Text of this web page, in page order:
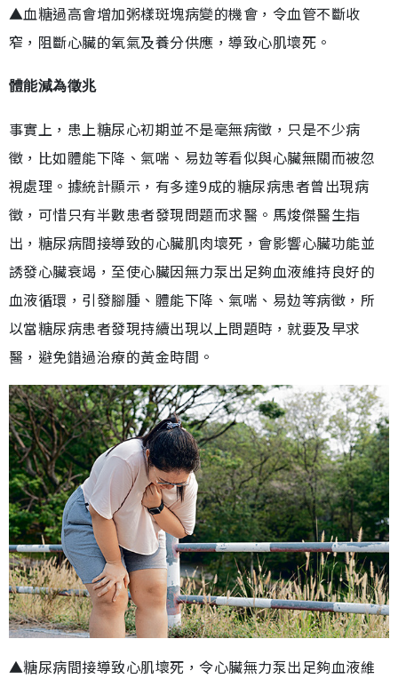
▲血糖過高會增加粥樣斑塊病變的機會，令血管不斷收
窄，阻斷心臟的氧氣及養分供應，導致心肌壞死。
體能減為徵兆
事實上，患上糖尿心初期並不是毫無病徵，只是不少病
徵，比如體能下降、氣喘、易攰等看似與心臟無關而被忽
視處理。據統計顯示，有多達9成的糖尿病患者曾出現病
徵，可惜只有半數患者發現問題而求醫。馬焌傑醫生指
出，糖尿病間接導致的心臟肌肉壞死，會影響心臟功能並
誘發心臟衰竭，至使心臟因無力泵出足夠血液維持良好的
血液循環，引發腳腫、體能下降、氣喘、易攰等病徵，所
以當糖尿病患者發現持續出現以上問題時，就要及早求
醫，避免錯過治療的黃金時間。
▲糖尿病間接導致心肌壞死，令心臟無力泵出足夠血液維